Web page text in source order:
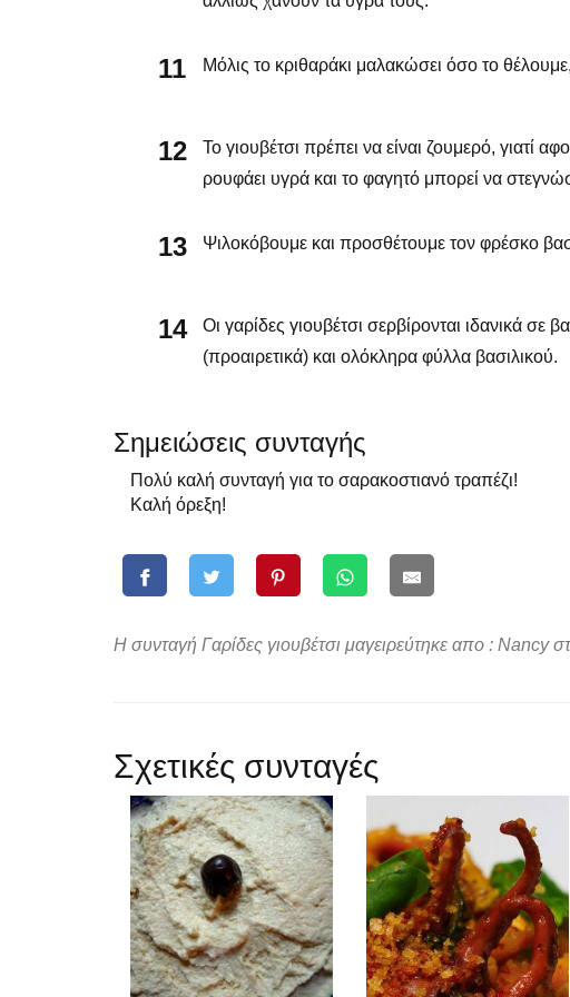
Μόλις το κριθαράκι μαλακώσει όσο το
Το γιουβέτσι πρέπει να είναι ζουμερό, γιατί
ρουφάει υγρά και το φαγητό μπορεί να
Ψιλοκόβουμε και προσθέτουμε τον φρέσκο
Οι γαρίδες γιουβέτσι σερβίρονται ιδανικά
(προαιρετικά) και ολόκληρα φύλλα βασιλικού.
Σημειώσεις συνταγής
Πολύ καλή συνταγή για το σαρακοστιανό τραπέζι!
Καλή όρεξη!
Η συνταγή Γαρίδες γιουβέτσι μαγειρεύτηκε απο : Nancy
Σχετικές συνταγές